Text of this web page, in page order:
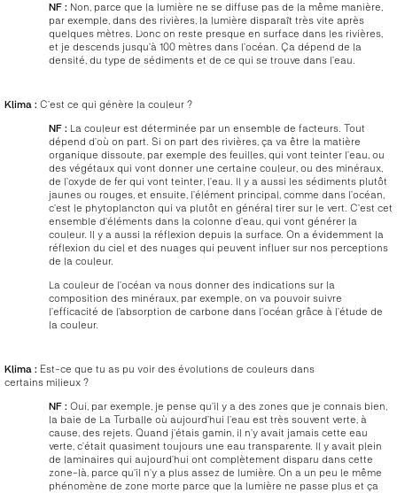
NF : Non, parce que la lumière ne se diffuse pas de la même manière,
par exemple, dans des rivières, la lumière disparaît très vite après
quelques mètres. Donc on reste presque en surface dans les rivières,
et je descends jusqu’à 100 mètres dans l’océan. Ça dépend de la
densité, du type de sédiments et de ce qui se trouve dans l’eau.
Klima : C’est ce qui génère la couleur ?
NF : La couleur est déterminée par un ensemble de facteurs. Tout
dépend d’où on part. Si on part des rivières, ça va être la matière
organique dissoute, par exemple des feuilles, qui vont teinter l’eau, ou
des végétaux qui vont donner une certaine couleur, ou des minéraux,
de l’oxyde de fer qui vont teinter, l’eau. Il y a aussi les sédiments plutôt
jaunes ou rouges, et ensuite, l’élément principal, comme dans l’océan,
c’est le phytoplancton qui va plutôt en général tirer sur le vert. C’est cet
ensemble d’éléments dans la colonne d’eau, qui vont générer la
couleur. Il y a aussi la réflexion depuis la surface. On a évidemment la
réflexion du ciel et des nuages qui peuvent influer sur nos perceptions
de la couleur.
La couleur de l’océan va nous donner des indications sur la
composition des minéraux, par exemple, on va pouvoir suivre
l’efficacité de l’absorption de carbone dans l’océan grâce à l’étude de
la couleur.
Klima : Est-ce que tu as pu voir des évolutions de couleurs dans
certains milieux ?
NF : Oui, par exemple, je pense qu’il y a des zones que je connais bien,
la baie de La Turballe où aujourd’hui l’eau est très souvent verte, à
cause, des rejets. Quand j’étais gamin, il n’y avait jamais cette eau
verte, c’était quasiment toujours une eau transparente. Il y avait plein
de laminaires qui aujourd’hui ont complètement disparu dans cette
zone-là, parce qu’il n’y a plus assez de lumière. On a un peu le même
phénomène de zone morte parce que la lumière ne passe plus et ça